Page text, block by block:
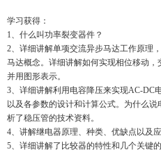
学习获得：
1、什么叫功率裂变器件？
2、详细讲解单项交流异步马达工作原理
马达概念。详细讲解如何实现相位移动，
并用图形表示。
3、详细讲解利用电容降压来实现AC-DC
以及各参数的设计和计算公式。为什么
析了稳压管的技术资料。
4、讲解继电器原理、种类、优缺点以及应
5、详细讲解了比较器的特性和几个关键